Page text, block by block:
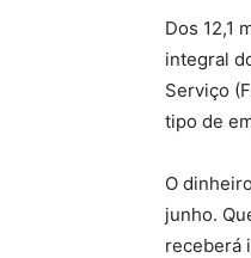
Dos 12,1
integral
Serviço
tipo de
O
junho.
receberá